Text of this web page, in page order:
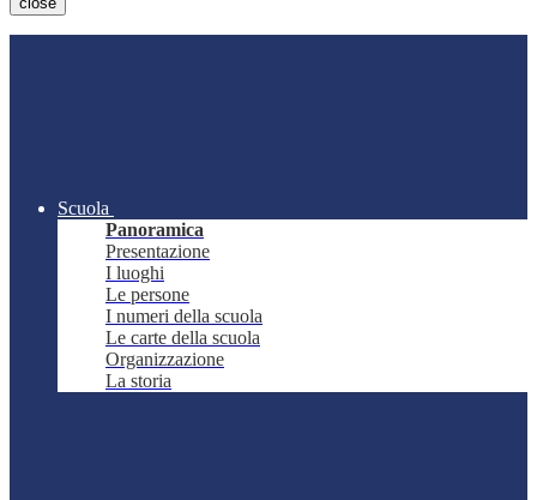
Scuola
Panoramica
Presentazione
I luoghi
Le persone
I numeri della scuola
Le carte della scuola
Organizzazione
La storia